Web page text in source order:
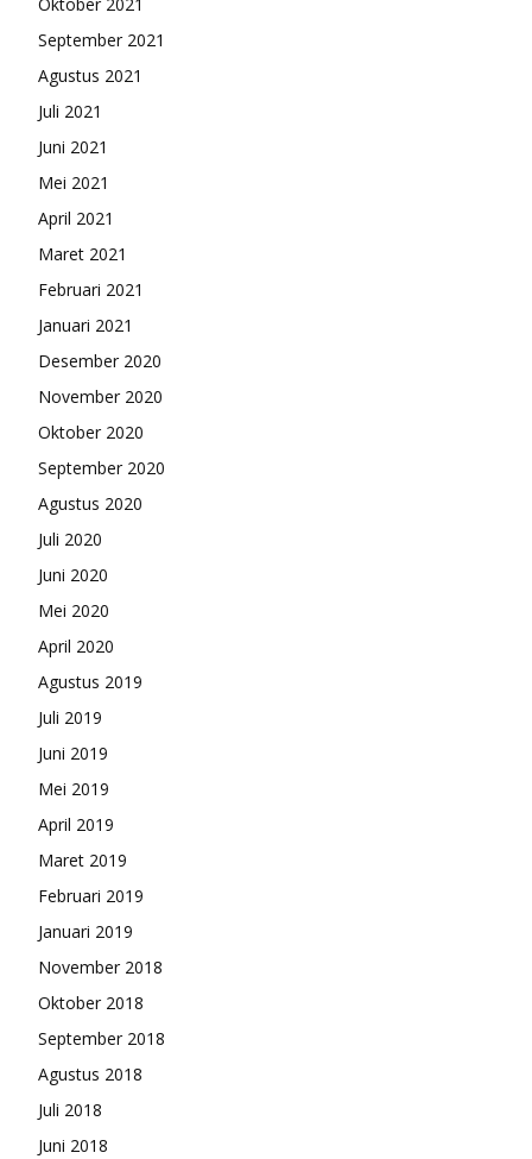
September 2021
Agustus 2021
Juli 2021
Juni 2021
Mei 2021
April 2021
Maret 2021
Februari 2021
Januari 2021
Desember 2020
November 2020
Oktober 2020
September 2020
Agustus 2020
Juli 2020
Juni 2020
Mei 2020
April 2020
Agustus 2019
Juli 2019
Juni 2019
Mei 2019
April 2019
Maret 2019
Februari 2019
Januari 2019
November 2018
Oktober 2018
September 2018
Agustus 2018
Juli 2018
Juni 2018